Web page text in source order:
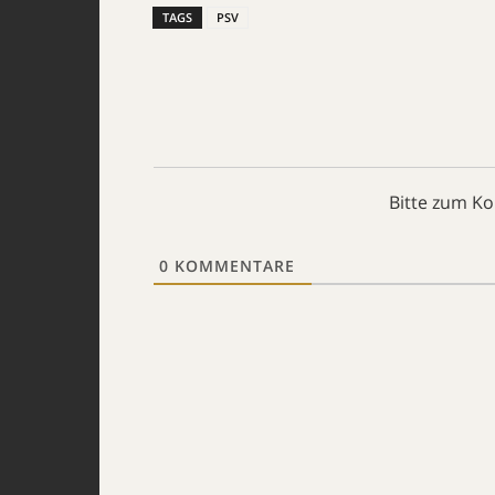
TAGS PSV
Bitte zum
0 KOMMENTARE